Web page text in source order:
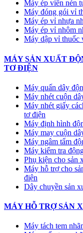
​Máy ép viên nén
Máy đóng gói vỉ
​Máy ép vỉ nhựa
​Máy ép vỉ nhôm
Máy dập vỉ thuốc
MÁY SẢN XUẤT
TƠ ĐIỆN
Máy quấn dây
Máy nhét cuộn
Máy nhét giấy
tơ điện
Máy định hình
Máy may cuộn
Máy ngâm tẩm
Máy kiểm tra
Phụ kiện cho sản
Máy hỗ trợ cho
điện
Dây chuyền sản
MÁY HỖ TRỢ SẢN
Máy tách tem